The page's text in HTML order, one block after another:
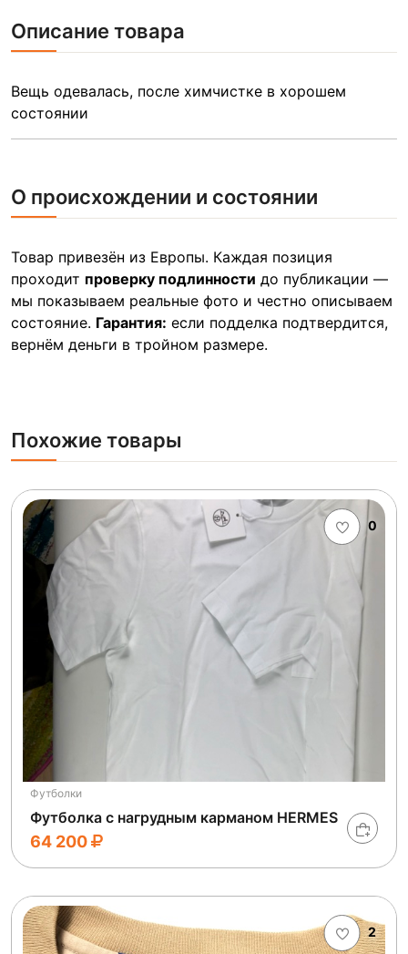
Описание товара
Вещь одевалась, после химчистке в хорошем
состоянии
О происхождении и состоянии
Товар привезён из Европы. Каждая позиция
проходит проверку подлинности до публикации —
мы показываем реальные фото и честно описываем
состояние. Гарантия: если подделка подтвердится,
вернём деньги в тройном размере.
Похожие товары
0
Футболки
Футболка с нагрудным карманом HERMES
64 200
2